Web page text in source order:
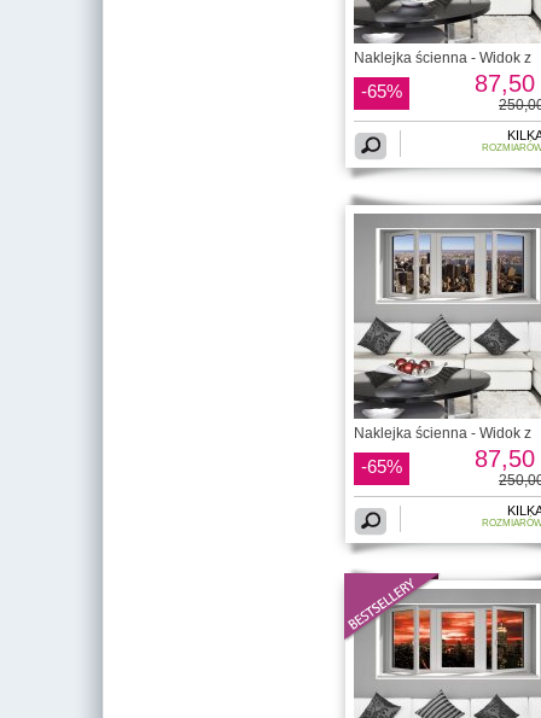
Naklejka ścienna - Widok z
-65% 87,50
Naklejka ścienna - Widok z
-65% 87,50